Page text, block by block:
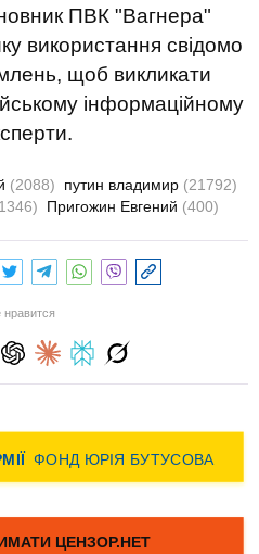
ПВК "Вагнера"
використання свідомо
щоб викликати
інформаційному
(2088) путин владимир (21792)
Пригожин Евгений (400)
нравится